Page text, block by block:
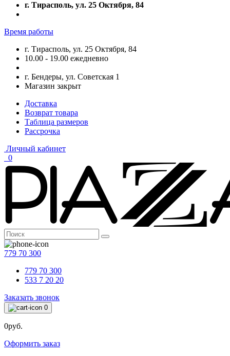
г. Тирасполь, ул. 25 Октября, 84
Время работы
г. Тирасполь, ул. 25 Октября, 84
10.00 - 19.00 ежедневно
г. Бендеры, ул. Советская 1
Магазин закрыт
Доставка
Возврат товара
Таблица размеров
Рассрочка
Личный кабинет
0
779 70 300
779 70 300
533 7 20 20
Заказать звонок
0
0руб.
Оформить заказ